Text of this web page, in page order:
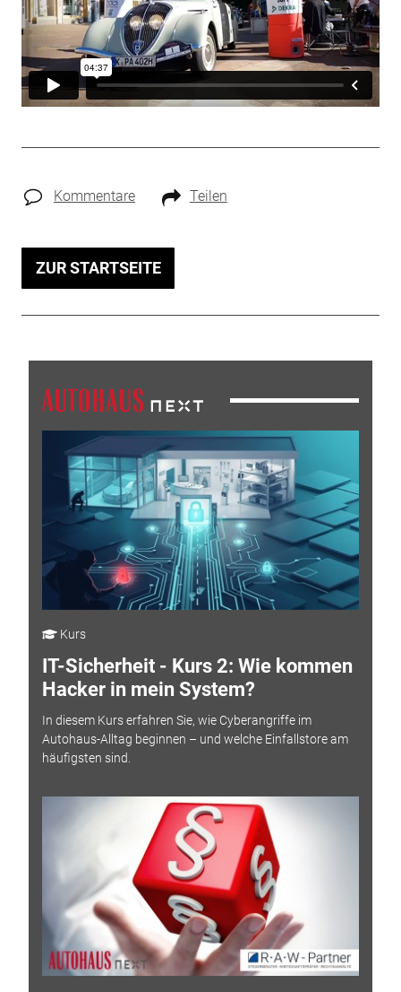
Kommentare Teilen
ZUR STARTSEITE
Kurs
IT-Sicherheit - Kurs 2: Wie kommen
Hacker in mein System?
In diesem Kurs erfahren Sie, wie Cyberangriffe im
Autohaus-Alltag beginnen – und welche Einfallstore am
häufigsten sind.